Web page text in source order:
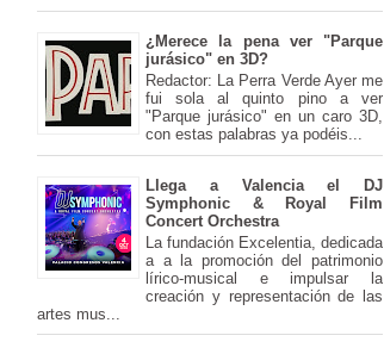
¿Merece la pena ver "Parque
jurásico" en 3D?
Redactor: La Perra Verde Ayer me
fui sola al quinto pino a ver
"Parque jurásico" en un caro 3D,
con estas palabras ya podéis...
Llega a Valencia el DJ
Symphonic & Royal Film
Concert Orchestra
La fundación Excelentia, dedicada
a a la promoción del patrimonio
lírico-musical e impulsar la
creación y representación de las
artes mus...